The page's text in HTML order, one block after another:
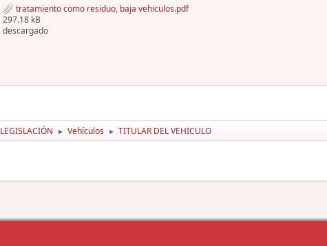
tratamiento como residuo, baja vehiculos.pdf
297.18 kB
descargado
LEGISLACIÓN ► Vehículos ► TITULAR DEL VEHICULO